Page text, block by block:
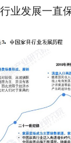
业发展一直